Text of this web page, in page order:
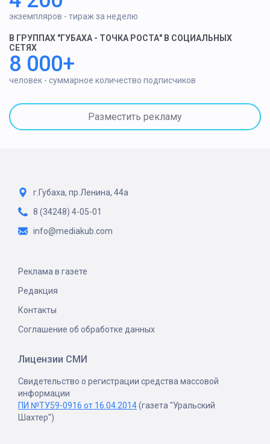
экземпляров - тираж за неделю
В ГРУППАХ "ГУБАХА - ТОЧКА РОСТА" В СОЦИАЛЬНЫХ
СЕТЯХ
8 000+
человек - суммарное количество подписчиков
Разместить рекламу
г.Губаха, пр.Ленина, 44а
8 (34248) 4-05-01
info@mediakub.com
Реклама в газете
Редакция
Контакты
Соглашение об обработке данных
Лицензии СМИ
Свидетельство о регистрации средства массовой
информации
ПИ №ТУ59-0916 от 16.04.2014(газета "Уральский
Шахтер")